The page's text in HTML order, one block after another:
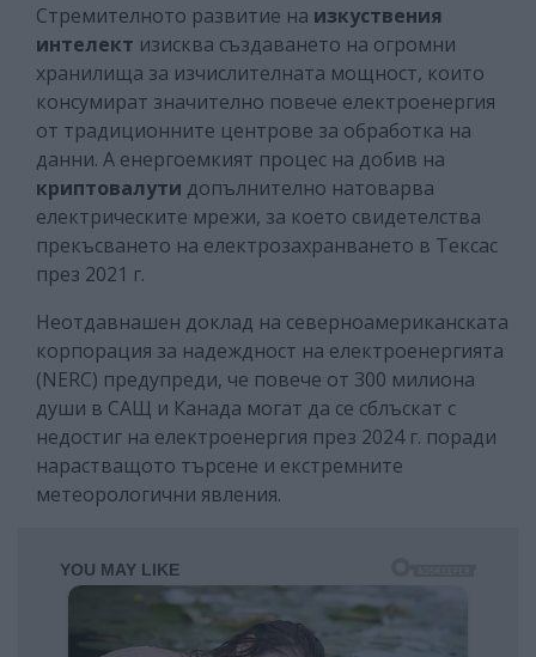
Стремителното развитие на изкуствения
интелект изисква създаването на огромни
хранилища за изчислителната мощност, които
консумират значително повече електроенергия
от традиционните центрове за обработка на
данни. А енергоемкият процес на добив на
криптовалути допълнително натоварва
електрическите мрежи, за което свидетелства
прекъсването на електрозахранването в Тексас
през 2021 г.
Неотдавнашен доклад на северноамериканската
корпорация за надеждност на електроенергията
(NERC) предупреди, че повече от 300 милиона
души в САЩ и Канада могат да се сблъскат с
недостиг на електроенергия през 2024 г. поради
нарастващото търсене и екстремните
метеорологични явления.